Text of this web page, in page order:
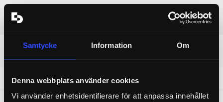
Samtycke Information Om
Denna webbplats använder cookies
Vi använder enhetsidentifierare för att anpassa innehållet
Se alla föreställningar
Biljetter
0
föremål
sv en
AMNESI ÄNDRA DATUM
Det här eventet är inte tillgängligt just nu…